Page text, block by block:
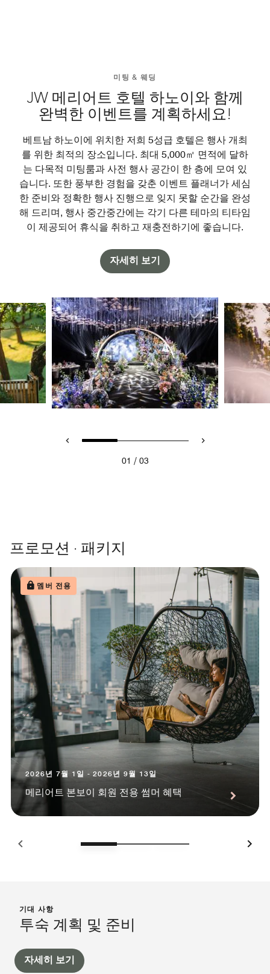
미팅 & 웨딩
JW 메리어트 호텔 하노이와 함께
완벽한 이벤트를 계획하세요!
베트남 하노이에 위치한 저희 5성급 호텔은 행사 개최
를 위한 최적의 장소입니다. 최대 5,000㎡ 면적에 달하
는 다목적 미팅룸과 사전 행사 공간이 한 층에 모여 있
습니다. 또한 풍부한 경험을 갖춘 이벤트 플래너가 세심
한 준비와 정확한 행사 진행으로 잊지 못할 순간을 완성
해 드리며, 행사 중간중간에는 각기 다른 테마의 티타임
이 제공되어 휴식을 취하고 재충전하기에 좋습니다.
자세히 보기
01 / 03
프로모션 · 패키지
멤버 전용
2026년 7월 1일 - 2026년 9월 13일
메리어트 본보이 회원 전용 썸머 혜택
기대 사항
투숙 계획 및 준비
자세히 보기